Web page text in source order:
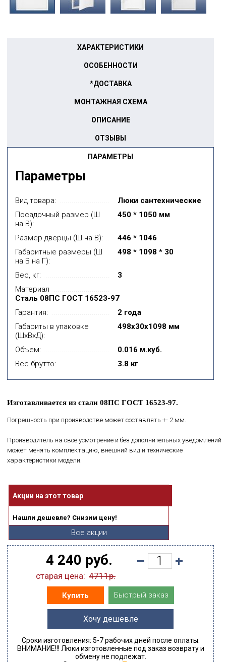
ПАРАМЕТРЫ
ХАРАКТЕРИСТИКИ
ОСОБЕННОСТИ
*ДОСТАВКА
МОНТАЖНАЯ СХЕМА
ОПИСАНИЕ
ОТЗЫВЫ
Параметры
Вид товара:
Люки сантехнические
Посадочный размер (Ш
на В):
450 * 1050 мм
Размер дверцы (Ш на В):
446 * 1046
Габаритные размеры (Ш
на В на Г):
498 * 1098 * 30
Вес, кг:
3
Материал
Сталь 08ПС ГОСТ 16523-97
Гарантия:
2 года
Габариты в упаковке
(ШхВхД):
498x30x1098 мм
Объем:
0.016 м.куб.
Вес брутто:
3.8 кг
Изготавливается из стали 08ПС ГОСТ 16523-97.
Погрешность при производстве может составлять +- 2 мм.
Производитель на свое усмотрение и без дополнительных уведомлений
может менять комплектацию, внешний вид и технические
характеристики модели.
Акции на этот товар
Нашли дешевле? Снизим цену!
Все акции
4 240 руб.
старая цена: 4711р.
Купить Быстрый заказ
Хочу дешевле
Сроки изготовления: 5-7 рабочих дней после оплаты.
ВНИМАНИЕ!!! Люки изготовленные под заказ возврату и
обмену не подлежат.